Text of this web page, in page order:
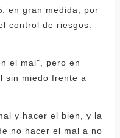
en gran medida, por
control de riesgos.
el mal", pero en
sin miedo frente a
y hacer el bien, y la
no hacer el mal a no